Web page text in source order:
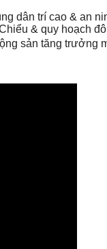
dân trí cao &
& quy hoạch
sản tăng